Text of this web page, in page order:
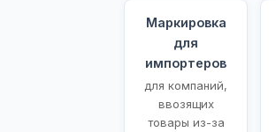
Маркировка
для
импортеров
для компаний,
ввозящих
товары из-за